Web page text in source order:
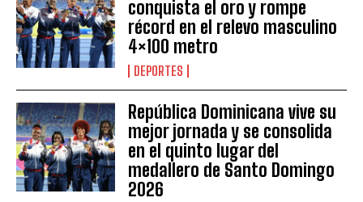
conquista el oro y rompe
récord en el relevo masculino
4×100 metro
DEPORTES
República Dominicana vive su
mejor jornada y se consolida
en el quinto lugar del
medallero de Santo Domingo
2026